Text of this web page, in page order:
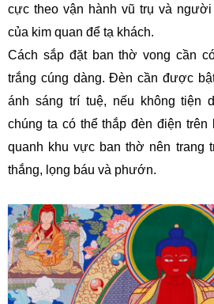
cực theo vận hành vũ trụ và
của kim quan để tạ khách.
Cách sắp đặt ban thờ vong cần
trắng cúng dàng. Đèn cần được
ánh sáng trí tuệ, nếu không tiện
chúng ta có thể thắp đèn điện
quanh khu vực ban thờ nên trang
thắng, lọng báu và phướn.